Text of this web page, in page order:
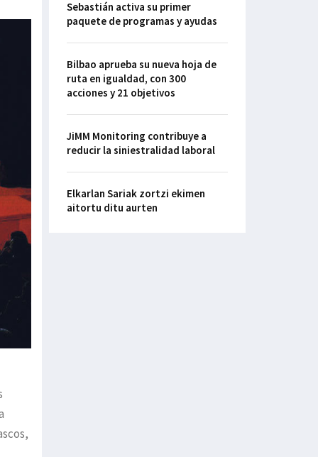
Sebastián activa su primer
paquete de programas y ayudas
Bilbao aprueba su nueva hoja de
ruta en igualdad, con 300
acciones y 21 objetivos
JiMM Monitoring contribuye a
reducir la siniestralidad laboral
Elkarlan Sariak zortzi ekimen
aitortu ditu aurten